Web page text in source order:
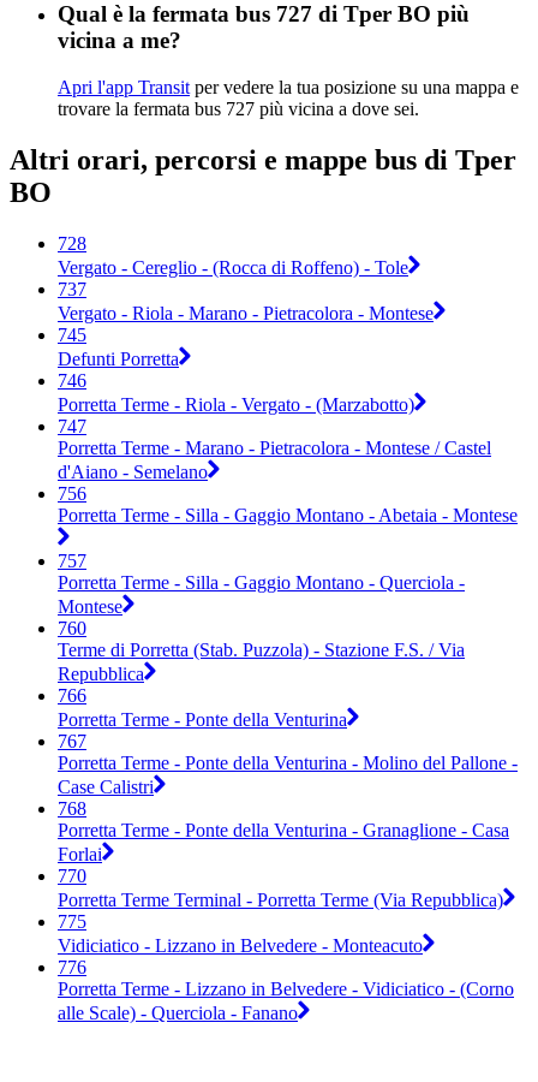
Qual è la fermata bus 727 di Tper BO più
vicina a me?
Apri l'app Transit per vedere la tua posizione su una mappa e
trovare la fermata bus 727 più vicina a dove sei.
Altri orari, percorsi e mappe bus di Tper
BO
728
Vergato - Cereglio - (Rocca di Roffeno) - Tole
737
Vergato - Riola - Marano - Pietracolora - Montese
745
Defunti Porretta
746
Porretta Terme - Riola - Vergato - (Marzabotto)
747
Porretta Terme - Marano - Pietracolora - Montese / Castel
d'Aiano - Semelano
756
Porretta Terme - Silla - Gaggio Montano - Abetaia - Montese
757
Porretta Terme - Silla - Gaggio Montano - Querciola -
Montese
760
Terme di Porretta (Stab. Puzzola) - Stazione F.S. / Via
Repubblica
766
Porretta Terme - Ponte della Venturina
767
Porretta Terme - Ponte della Venturina - Molino del Pallone -
Case Calistri
768
Porretta Terme - Ponte della Venturina - Granaglione - Casa
Forlai
770
Porretta Terme Terminal - Porretta Terme (Via Repubblica)
775
Vidiciatico - Lizzano in Belvedere - Monteacuto
776
Porretta Terme - Lizzano in Belvedere - Vidiciatico - (Corno
alle Scale) - Querciola - Fanano